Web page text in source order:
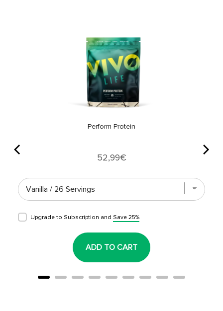
Perform Protein
Price
52,99€
Upgrade to Subscription and Save 25%
ADD TO CART